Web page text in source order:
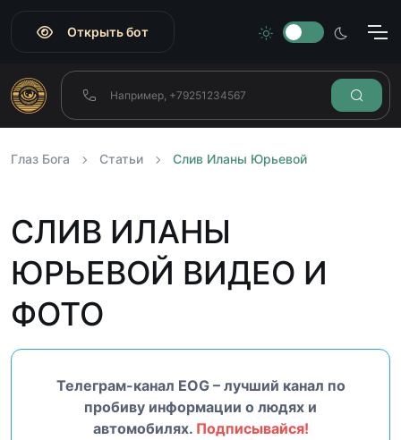
Открыть бот
Глаз Бога Статьи Слив Иланы Юрьевой
СЛИВ ИЛАНЫ
ЮРЬЕВОЙ ВИДЕО И
ФОТО
Телеграм-канал EOG – лучший канал по
пробиву информации о людях и
автомобилях. Подписывайся!